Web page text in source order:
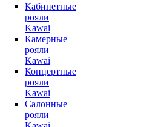
Кабинетные
рояли
Kawai
Камерные
рояли
Kawai
Концертные
рояли
Kawai
Салонные
рояли